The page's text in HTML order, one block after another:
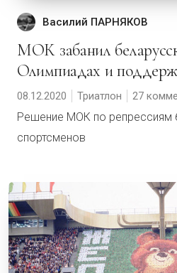
Василий ПАРНЯКОВ
МОК забанил беларусских чиновников на
Олимпиадах и
08.12.2020 Триатлон 27
Решение МОК по репрессиям
спортсменов